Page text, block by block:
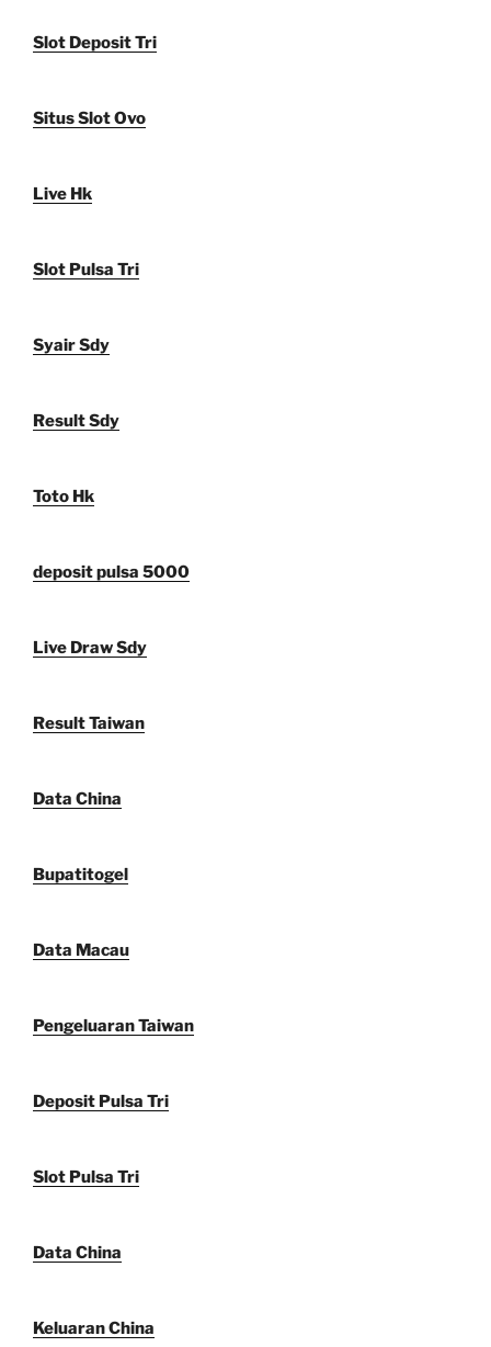
Slot Deposit Tri
Situs Slot Ovo
Live Hk
Slot Pulsa Tri
Syair Sdy
Result Sdy
Toto Hk
deposit pulsa 5000
Live Draw Sdy
Result Taiwan
Data China
Bupatitogel
Data Macau
Pengeluaran Taiwan
Deposit Pulsa Tri
Slot Pulsa Tri
Data China
Keluaran China